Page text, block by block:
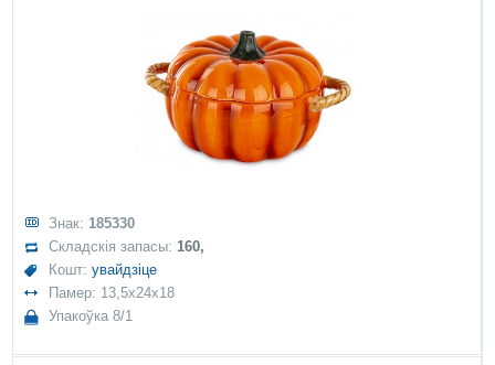
Знак: 185330
Складскія запасы:160,
Кошт:увайдзіце
Памер: 13,5x24x18
Упакоўка 8/1